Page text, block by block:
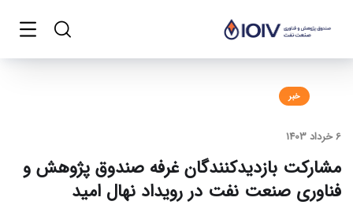
خبر
6 خرداد 1403
مشارکت بازدیدکنندگان غرفه صندوق پژوهش و
فناوری صنعت نفت در رویداد نهال امید